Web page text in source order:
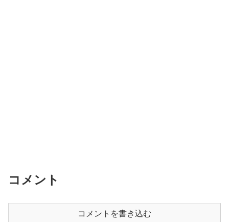
コメント
コメントを書き込む